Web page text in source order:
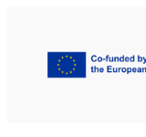
περιεχόμενο